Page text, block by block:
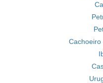
Cachoeiro